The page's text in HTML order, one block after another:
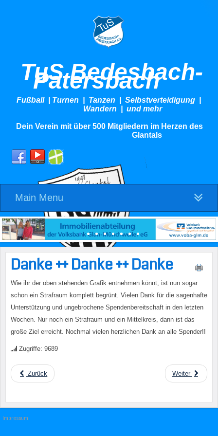
TuS Bedesbach-
Patersbach
Fußball | Turnen | Tanzen | Selbstverteidigung |
Wandern | und mehr
Dein Verein mit über 500 Mitgliedern im Herzen des
Glantals
Main Menu
Danke ++ Danke ++ Danke
Wie ihr der oben stehenden Grafik entnehmen könnt, ist nun sogar
schon ein Strafraum komplett begrünt. Vielen Dank für die sagenhafte
Unterstützung und ungebrochene Spendenbereitschaft in den letzten
Wochen. Nur noch ein Strafraum und ein Mittelkreis, dann ist das
große Ziel erreicht. Nochmal vielen herzlichen Dank an alle Spender!!
Zugriffe: 9689
Zurück Weiter
Impressum